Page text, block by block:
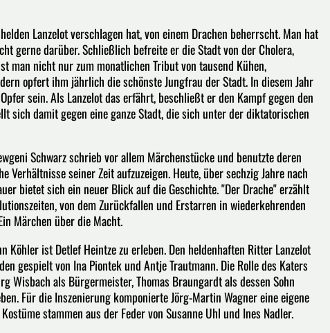
Lanzelot verschlagen hat, von einem Drachen beherrscht. Man hat
gerne darüber. Schließlich befreite er die Stadt von der Cholera,
man nicht nur zum monatlichen Tribut von tausend Kühen,
opfert ihm jährlich die schönste Jungfrau der Stadt. In diesem Jahr
sein. Als Lanzelot das erfährt, beschließt er den Kampf gegen den
sich damit gegen eine ganze Stadt, die sich unter der diktatorischen
Schwarz schrieb vor allem Märchenstücke und benutzte deren
seiner Zeit aufzuzeigen. Heute, über sechzig Jahre nach
bietet sich ein neuer Blick auf die Geschichte. "Der Drache" erzählt
von dem Zurückfallen und Erstarren in wiederkehrenden
Märchen über die Macht.
ist Detlef Heintze zu erleben. Den heldenhaften Ritter Lanzelot
gespielt von Ina Piontek und Antje Trautmann. Die Rolle des Katers
Wisbach als Bürgermeister, Thomas Braungardt als dessen Sohn
Für die Inszenierung komponierte Jörg-Martin Wagner eine eigene
stammen aus der Feder von Susanne Uhl und Ines Nadler.